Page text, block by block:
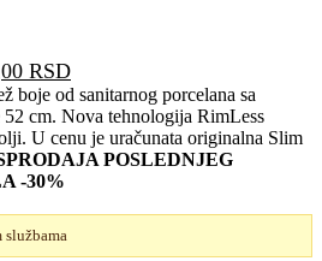
RSD.
RSDTrenutna
cena
je:
31.310,00 RSD.
boje od sanitarnog porcelana sa
cm. Nova tehnologija RimLess
U cenu je uračunata originalna Slim
POSLEDNJEG
-30%
službama